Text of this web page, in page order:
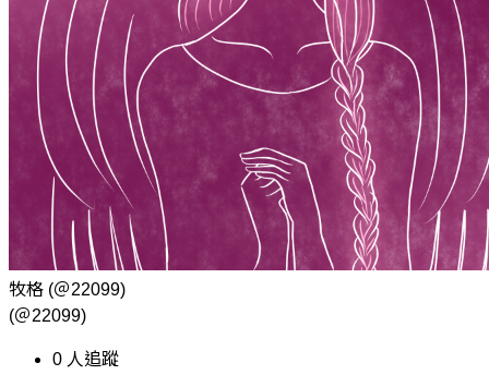
牧格 (＠22099)
(＠22099)
0 人追蹤